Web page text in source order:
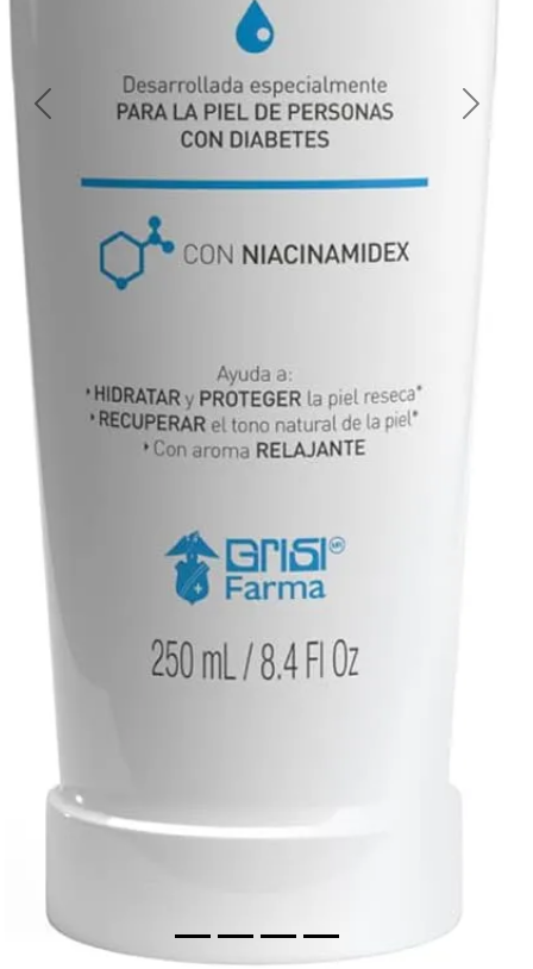
Previous Next